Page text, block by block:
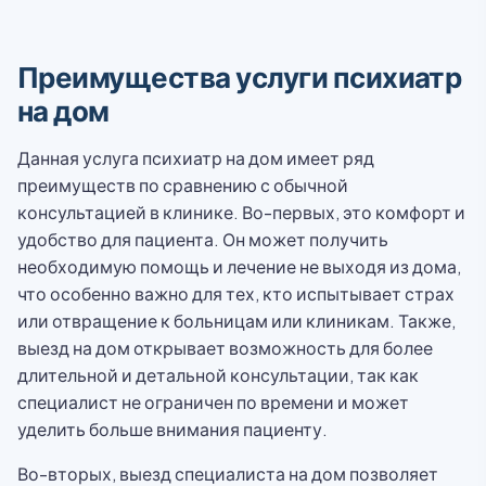
Преимущества услуги психиатр
на дом
Данная услуга психиатр на дом имеет ряд
преимуществ по сравнению с обычной
консультацией в клинике. Во-первых, это комфорт и
удобство для пациента. Он может получить
необходимую помощь и лечение не выходя из дома,
что особенно важно для тех, кто испытывает страх
или отвращение к больницам или клиникам. Также,
выезд на дом открывает возможность для более
длительной и детальной консультации, так как
специалист не ограничен по времени и может
уделить больше внимания пациенту.
Во-вторых, выезд специалиста на дом позволяет